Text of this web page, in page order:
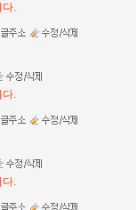
다.
다.
다.